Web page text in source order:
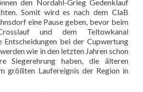
den Nordahl-Grieg Gedenklauf
Somit wird es nach dem ClaB
eine Pause geben, bevor beim
und dem Teltowkanal
Entscheidungen bei der Cupwertung
wie in den letzten Jahren schon
Siegerehrung haben, die älteren
größten Laufereignis der Region in